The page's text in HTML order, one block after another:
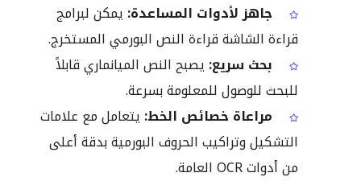
جاهز لأدوات المساعدة: يمكن لبرامج
قراءة الشاشة قراءة النص البورمي المستخرج.
بحث سريع: يصبح النص الميانماري قابلاً
للبحث للوصول للمعلومة بسرعة.
مراعاة خصائص الخط: يتعامل مع علامات
التشكيل وتراكيب الحروف البورمية بدقة أعلى
من أدوات OCR العامة.